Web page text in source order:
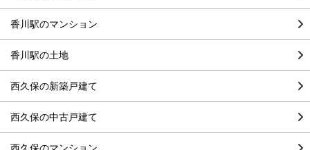
香川駅のマンション
香川駅の土地
西久保の新築戸建て
西久保の中古戸建て